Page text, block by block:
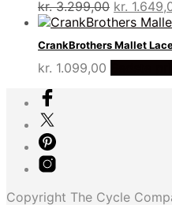
kr.3.299,00 Den
var:
kr.
CrankBrothers Mallet
kr. 1.099,00
Copyright The Cycle